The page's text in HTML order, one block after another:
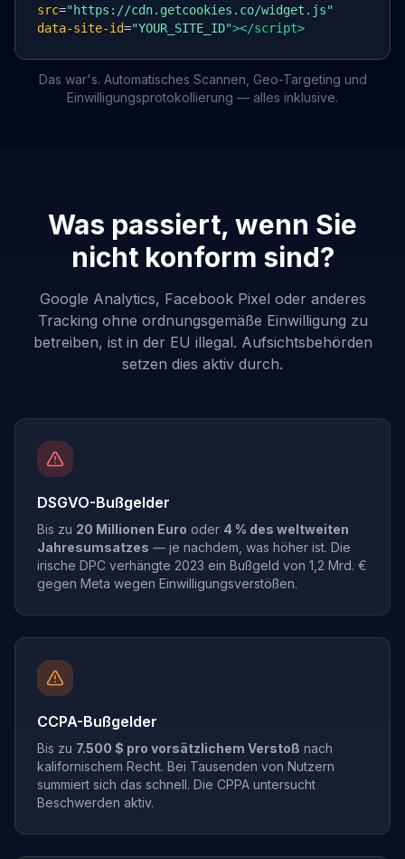
src="https://cdn.getcookies.co/widget.js"
data-site-id="YOUR_SITE_ID"></script>
Das war's. Automatisches Scannen, Geo-Targeting und
Einwilligungsprotokollierung — alles inklusive.
Was passiert, wenn Sie
nicht konform sind?
Google Analytics, Facebook Pixel oder anderes
Tracking ohne ordnungsgemäße Einwilligung zu
betreiben, ist in der EU illegal. Aufsichtsbehörden
setzen dies aktiv durch.
DSGVO-Bußgelder
Bis zu 20 Millionen Euro oder 4 % des weltweiten
Jahresumsatzes — je nachdem, was höher ist. Die
irische DPC verhängte 2023 ein Bußgeld von 1,2 Mrd. €
gegen Meta wegen Einwilligungsverstößen.
CCPA-Bußgelder
Bis zu 7.500 $ pro vorsätzlichem Verstoß nach
kalifornischem Recht. Bei Tausenden von Nutzern
summiert sich das schnell. Die CPPA untersucht
Beschwerden aktiv.